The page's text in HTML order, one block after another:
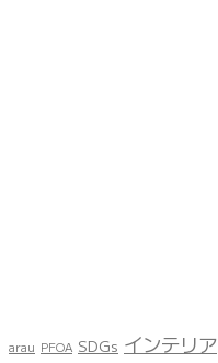
arau PFOA SDGs インテリア